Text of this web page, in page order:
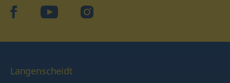
facebook YouTube Instagram
Langenscheidt